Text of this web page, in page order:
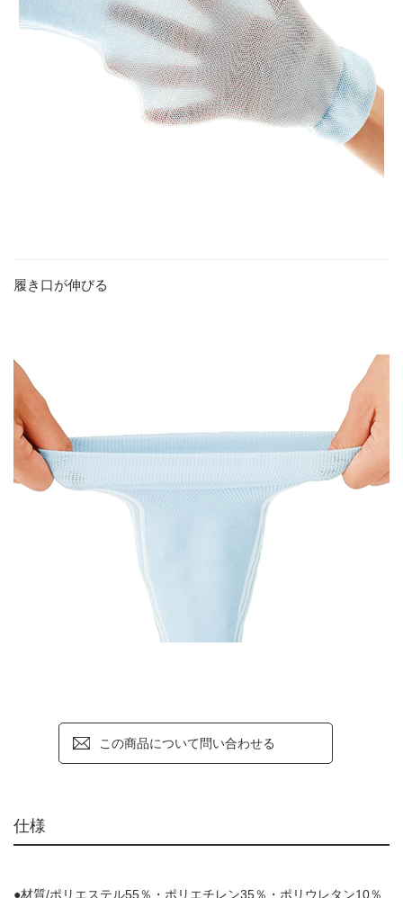
履き口が伸びる
この商品について問い合わせる
仕様
●材質/ポリエステル55％・ポリエチレン35％・ポリウレタン10％